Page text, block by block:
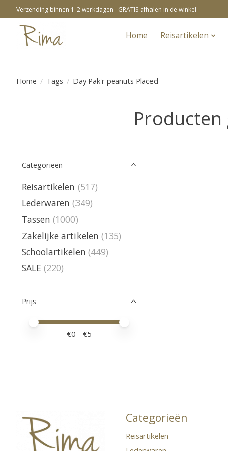
Verzending binnen 1-2 werkdagen - GRATIS afhalen in de winkel
Home Reisartikelen
Home / Tags / Day Pak'r peanuts Placed
Producten
Categorieën
Reisartikelen (517)
Lederwaren (349)
Tassen (1000)
Zakelijke artikelen (135)
Schoolartikelen (449)
SALE (220)
Prijs
Minimale prijswaarde
Price maximum value
€0 - €5
Categorieën
Reisartikelen